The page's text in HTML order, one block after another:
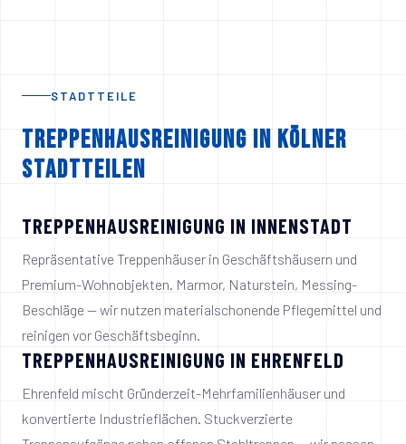
STADTTEILE
Treppenhausreinigung in Kölner
Stadtteilen
TREPPENHAUSREINIGUNG IN INNENSTADT
Repräsentative Treppenhäuser in Geschäftshäusern und
Premium-Wohnobjekten. Marmor, Naturstein, Messing-
Beschläge — wir nutzen materialschonende Pflegemittel und
reinigen vor Geschäftsbeginn.
TREPPENHAUSREINIGUNG IN EHRENFELD
Ehrenfeld mischt Gründerzeit-Mehrfamilienhäuser und
konvertierte Industrieflächen. Stuckverzierte